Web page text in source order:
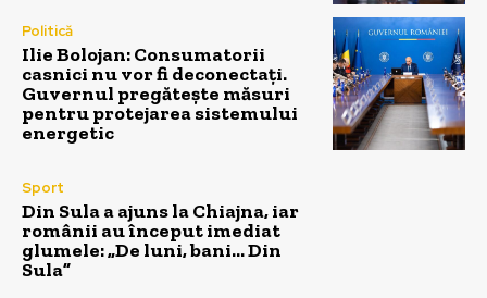
Politică
Ilie Bolojan: Consumatorii
casnici nu vor fi deconectați.
Guvernul pregătește măsuri
pentru protejarea sistemului
energetic
Sport
Din Sula a ajuns la Chiajna, iar
românii au început imediat
glumele: „De luni, bani… Din
Sula”